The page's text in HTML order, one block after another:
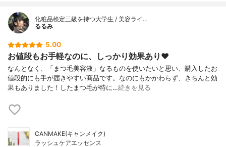
化粧品検定三級を持つ大学生 / 美容ライ…
るるみ
5.00
お値段もお手軽なのに、しっかり効果あり❤️
なんとなく、「まつ毛美容液」なるものを使いたいと思い、購入したお
値段的にも手が届きやすい商品です。なのにもかかわらず、きちんと効
果もありました！したまつ毛が特に…続きを見る
CANMAKE(キャンメイク)
ラッシュケアエッセンス